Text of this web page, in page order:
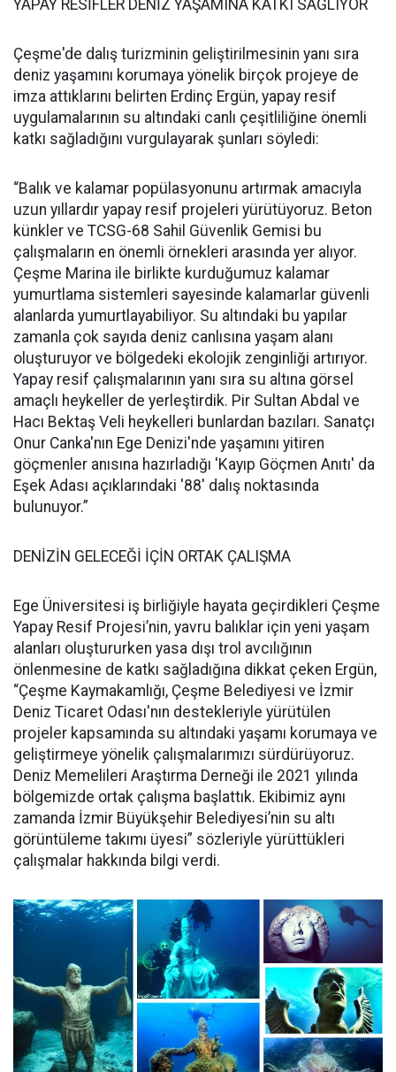
YAPAY RESİFLER DENİZ YAŞAMINA KATKI SAĞLIYOR
Çeşme'de dalış turizminin geliştirilmesinin yanı sıra
deniz yaşamını korumaya yönelik birçok projeye de
imza attıklarını belirten Erdinç Ergün, yapay resif
uygulamalarının su altındaki canlı çeşitliliğine önemli
katkı sağladığını vurgulayarak şunları söyledi:
“Balık ve kalamar popülasyonunu artırmak amacıyla
uzun yıllardır yapay resif projeleri yürütüyoruz. Beton
künkler ve TCSG-68 Sahil Güvenlik Gemisi bu
çalışmaların en önemli örnekleri arasında yer alıyor.
Çeşme Marina ile birlikte kurduğumuz kalamar
yumurtlama sistemleri sayesinde kalamarlar güvenli
alanlarda yumurtlayabiliyor. Su altındaki bu yapılar
zamanla çok sayıda deniz canlısına yaşam alanı
oluşturuyor ve bölgedeki ekolojik zenginliği artırıyor.
Yapay resif çalışmalarının yanı sıra su altına görsel
amaçlı heykeller de yerleştirdik. Pir Sultan Abdal ve
Hacı Bektaş Veli heykelleri bunlardan bazıları. Sanatçı
Onur Canka'nın Ege Denizi'nde yaşamını yitiren
göçmenler anısına hazırladığı 'Kayıp Göçmen Anıtı' da
Eşek Adası açıklarındaki '88' dalış noktasında
bulunuyor.”
DENİZİN GELECEĞİ İÇİN ORTAK ÇALIŞMA
Ege Üniversitesi iş birliğiyle hayata geçirdikleri Çeşme
Yapay Resif Projesi’nin, yavru balıklar için yeni yaşam
alanları oluştururken yasa dışı trol avcılığının
önlenmesine de katkı sağladığına dikkat çeken Ergün,
“Çeşme Kaymakamlığı, Çeşme Belediyesi ve İzmir
Deniz Ticaret Odası'nın destekleriyle yürütülen
projeler kapsamında su altındaki yaşamı korumaya ve
geliştirmeye yönelik çalışmalarımızı sürdürüyoruz.
Deniz Memelileri Araştırma Derneği ile 2021 yılında
bölgemizde ortak çalışma başlattık. Ekibimiz aynı
zamanda İzmir Büyükşehir Belediyesi’nin su altı
görüntüleme takımı üyesi” sözleriyle yürüttükleri
çalışmalar hakkında bilgi verdi.